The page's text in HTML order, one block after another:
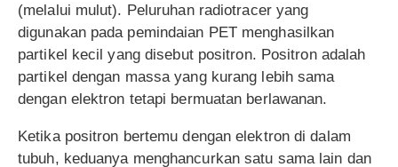
(melalui mulut). Peluruhan radiotracer yang
digunakan pada pemindaian PET menghasilkan
partikel kecil yang disebut positron. Positron adalah
partikel dengan massa yang kurang lebih sama
dengan elektron tetapi bermuatan berlawanan.
Ketika positron bertemu dengan elektron di dalam
tubuh, keduanya menghancurkan satu sama lain dan